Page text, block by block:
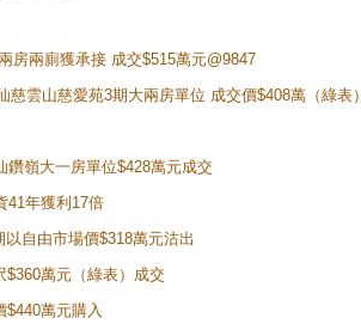
房兩廁獲承接 成交$515萬元@9847
雲山慈愛苑3期大兩房單位 成交價$408萬（綠表）
鑽嶺大一房單位$428萬元成交
41年獲利17倍
自由市場價$318萬元沽出
萬元（綠表）成交
萬元購入